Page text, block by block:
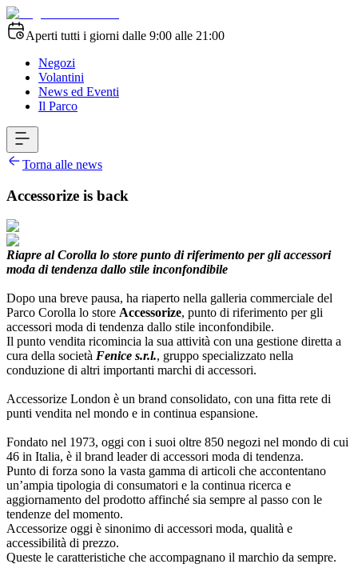
Aperti tutti i giorni dalle 9:00 alle 21:00
Negozi
Volantini
News ed Eventi
Il Parco
Torna alle news
Accessorize is back
Riapre al Corolla lo store punto di riferimento per gli accessori
moda di tendenza dallo stile inconfondibile
Dopo una breve pausa, ha riaperto nella galleria commerciale del
Parco Corolla lo store Accessorize, punto di riferimento per gli
accessori moda di tendenza dallo stile inconfondibile.
Il punto vendita ricomincia la sua attività con una gestione diretta a
cura della società Fenice s.r.l., gruppo specializzato nella
conduzione di altri importanti marchi di accessori.
Accessorize London è un brand consolidato, con una fitta rete di
punti vendita nel mondo e in continua espansione.
Fondato nel 1973, oggi con i suoi oltre 850 negozi nel mondo di cui
46 in Italia, è il brand leader di accessori moda di tendenza.
Punto di forza sono la vasta gamma di articoli che accontentano
un’ampia tipologia di consumatori e la continua ricerca e
aggiornamento del prodotto affinché sia sempre al passo con le
tendenze del momento.
Accessorize oggi è sinonimo di accessori moda, qualità e
accessibilità di prezzo.
Queste le caratteristiche che accompagnano il marchio da sempre.